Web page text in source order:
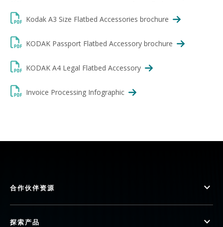
Kodak A3 Size Flatbed Accessories brochure
KODAK Passport Flatbed Accessory brochure
KODAK A4 Legal Flatbed Accessory
Invoice Processing Infographic
合作伙伴资源
探索产品